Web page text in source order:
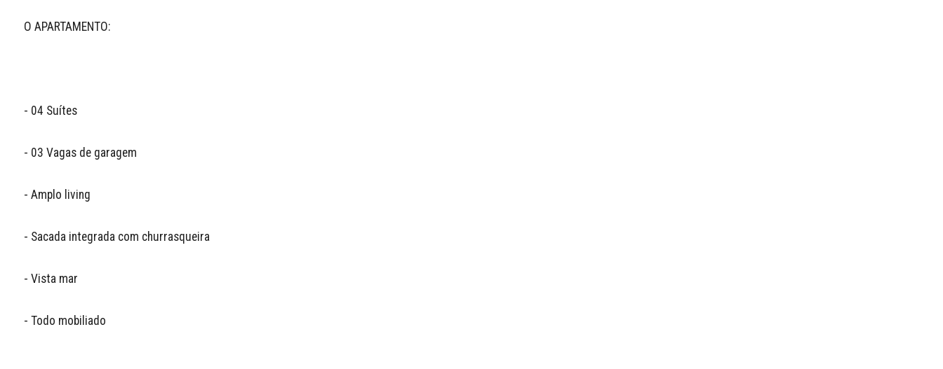
O APARTAMENTO:
- 04 Suítes
- 03 Vagas de garagem
- Amplo living
- Sacada integrada com churrasqueira
- Vista mar
- Todo mobiliado